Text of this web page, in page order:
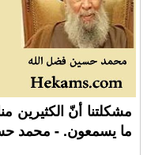
مشكلتنا أنّ الكثيرين
ما يسمعون. - محمد